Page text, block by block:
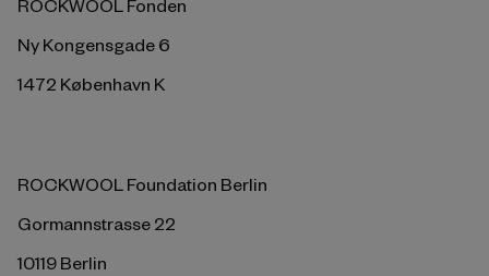
ROCKWOOL Fonden
Ny Kongensgade 6
1472 København K
ROCKWOOL Foundation Berlin
Gormannstrasse 22
10119 Berlin